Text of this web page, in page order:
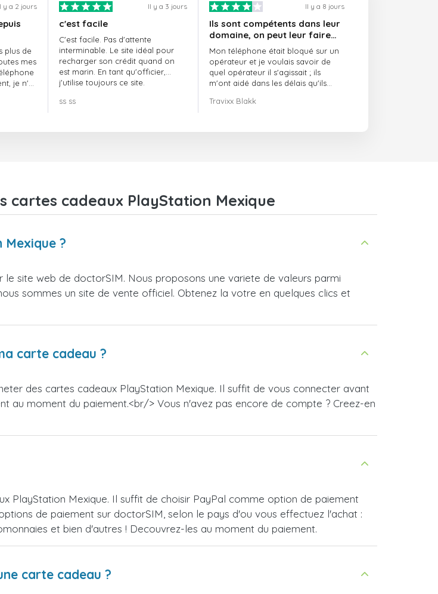
y a 2 jours
plus de
mes
je n'ai
Il y a 3 jours
c'est facile
C'est facile. Pas d'attente
interminable. Le site idéal pour
recharger son crédit quand on
est marin. En tant qu'officier,
j'utilise toujours ce site.
ss ss
Il y a 8 jours
Ils sont compétents dans leur
domaine, on peut leur faire
confiance et ils sont toujours
ponctuels
Mon téléphone était bloqué sur un
opérateur et je voulais savoir de
quel opérateur il s'agissait ; ils
m'ont aidé dans les délais qu'ils
Travixx Blakk
cartes cadeaux PlayStation Mexique
?
site web de doctorSIM. Nous proposons une variete de valeurs parmi
sommes un site de vente officiel. Obtenez la votre en quelques clics et
carte cadeau ?
des cartes cadeaux PlayStation Mexique. Il suffit de vous connecter avant
au moment du paiement.<br/> Vous n'avez pas encore de compte ? Creez-en
PlayStation Mexique. Il suffit de choisir PayPal comme option de paiement
de paiement sur doctorSIM, selon le pays d'ou vous effectuez l'achat :
et bien d'autres ! Decouvrez-les au moment du paiement.
carte cadeau ?